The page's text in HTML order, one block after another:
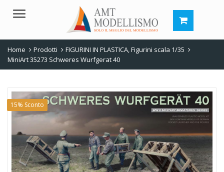
Menu
Home Prodotti FIGURINI IN PLASTICA,Figurini scala 1/35
MiniArt 35273 Schweres Wurfgerat 40
15% Sconto